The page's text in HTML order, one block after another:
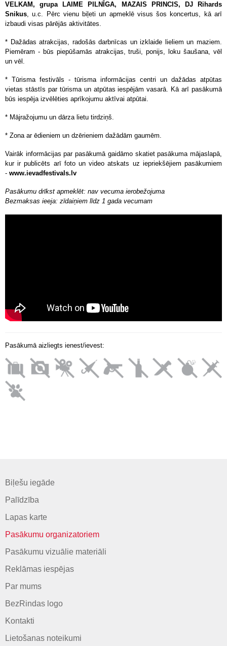
VELKAM, grupa LAIME PILNĪGA, MAZAIS PRINCIS, DJ Rihards
Snikus, u.c. Pērc vienu biļeti un apmeklē visus šos koncertus, kā arī
izbaudi visas pārējās aktivitātes.
* Dažādas atrakcijas, radošās darbnīcas un izklaide lieliem un maziem.
Piemēram - būs piepūšamās atrakcijas, truši, ponijs, loku šaušana, vēl
un vēl.
* Tūrisma festivāls - tūrisma informācijas centri un dažādas atpūtas
vietas stāstīs par tūrisma un atpūtas iespējām vasarā. Kā arī pasākumā
būs iespēja izvēlēties aprīkojumu aktīvai atpūtai.
* Mājražojumu un dārza lietu tirdziņš.
* Zona ar ēdieniem un dzērieniem dažādām gaumēm.
Vairāk informācijas par pasākumā gaidāmo skatiet pasākuma mājaslapā,
kur ir publicēts arī foto un video atskats uz iepriekšējiem pasākumiem
- www.ievadfestivals.lv
Pasākumu drīkst apmeklēt: nav vecuma ierobežojuma
Bezmaksas ieeja: zīdaiņiem līdz 1 gada vecumam
Pasākumā aizliegts ienest/ievest:
Biļešu iegāde
Palīdzība
Lapas karte
Pasākumu organizatoriem
Pasākumu vizuālie materiāli
Reklāmas iespējas
Par mums
BezRindas logo
Kontakti
Lietošanas noteikumi